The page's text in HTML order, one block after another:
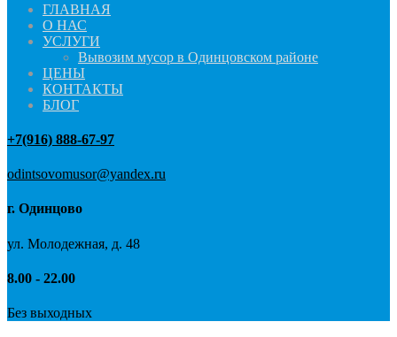
ГЛАВНАЯ
О НАС
УСЛУГИ
Вывозим мусор в Одинцовском районе
ЦЕНЫ
КОНТАКТЫ
БЛОГ
+7(916) 888-67-97
odintsovomusor@yandex.ru
г. Одинцово
ул. Молодежная, д. 48
8.00 - 22.00
Без выходных